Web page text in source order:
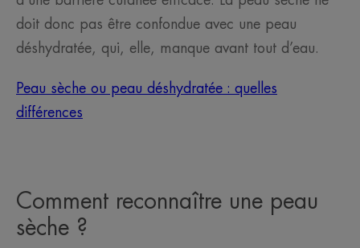
doit donc pas être confondue avec une peau
déshydratée, qui, elle, manque avant tout d’eau.
Peau sèche ou peau déshydratée : quelles
différences
Comment reconnaître une peau
sèche ?